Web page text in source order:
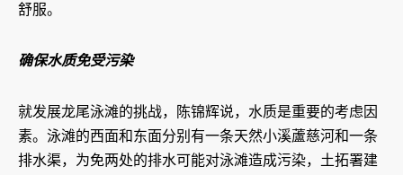
舒服。
确保水质免受污染
就发展龙尾泳滩的挑战，陈锦辉说，水质是重要的考虑因
素。泳滩的西面和东面分别有一条天然小溪蘆慈河和一条
排水渠，为免两处的排水可能对泳滩造成污染，土拓署建